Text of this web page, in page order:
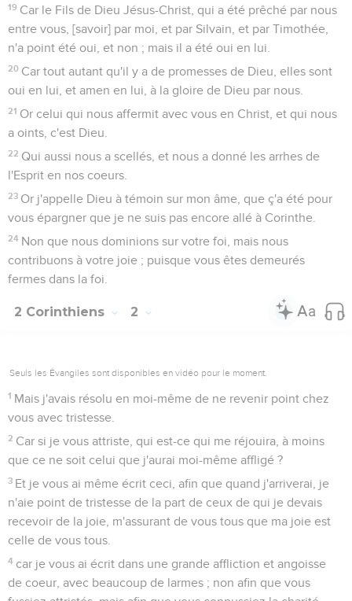
19 Car le Fils de Dieu Jésus-Christ, qui a été prêché par nous
entre vous, [savoir] par moi, et par Silvain, et par Timothée,
n'a point été oui, et non ; mais il a été oui en lui.
20 Car tout autant qu'il y a de promesses de Dieu, elles sont
oui en lui, et amen en lui, à la gloire de Dieu par nous.
21 Or celui qui nous affermit avec vous en Christ, et qui nous
a oints, c'est Dieu.
22 Qui aussi nous a scellés, et nous a donné les arrhes de
l'Esprit en nos coeurs.
23 Or j'appelle Dieu à témoin sur mon âme, que ç'a été pour
vous épargner que je ne suis pas encore allé à Corinthe.
24 Non que nous dominions sur votre foi, mais nous
contribuons à votre joie ; puisque vous êtes demeurés
fermes dans la foi.
2 Corinthiens 2
Seuls les Évangiles sont disponibles en vidéo pour le moment.
1 Mais j'avais résolu en moi-même de ne revenir point chez
vous avec tristesse.
2 Car si je vous attriste, qui est-ce qui me réjouira, à moins
que ce ne soit celui que j'aurai moi-même affligé ?
3 Et je vous ai même écrit ceci, afin que quand j'arriverai, je
n'aie point de tristesse de la part de ceux de qui je devais
recevoir de la joie, m'assurant de vous tous que ma joie est
celle de vous tous.
4 car je vous ai écrit dans une grande affliction et angoisse
de coeur, avec beaucoup de larmes ; non afin que vous